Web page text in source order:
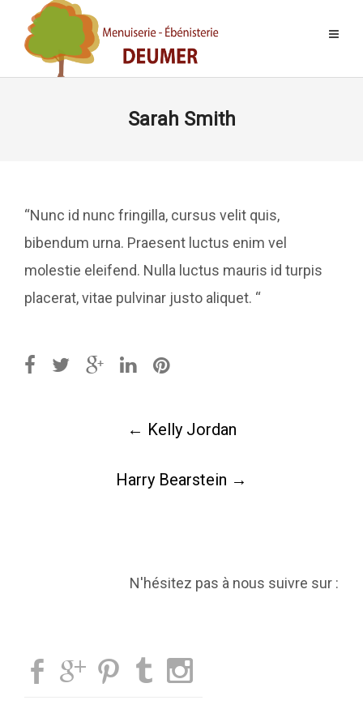
Sarah Smith
“Nunc id nunc fringilla, cursus velit quis,
bibendum urna. Praesent luctus enim vel
molestie eleifend. Nulla luctus mauris id turpis
placerat, vitae pulvinar justo aliquet. “
← Kelly Jordan
Harry Bearstein →
N'hésitez pas à nous suivre sur :